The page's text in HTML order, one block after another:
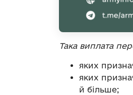
Така виплата
яких
яких
й більше;